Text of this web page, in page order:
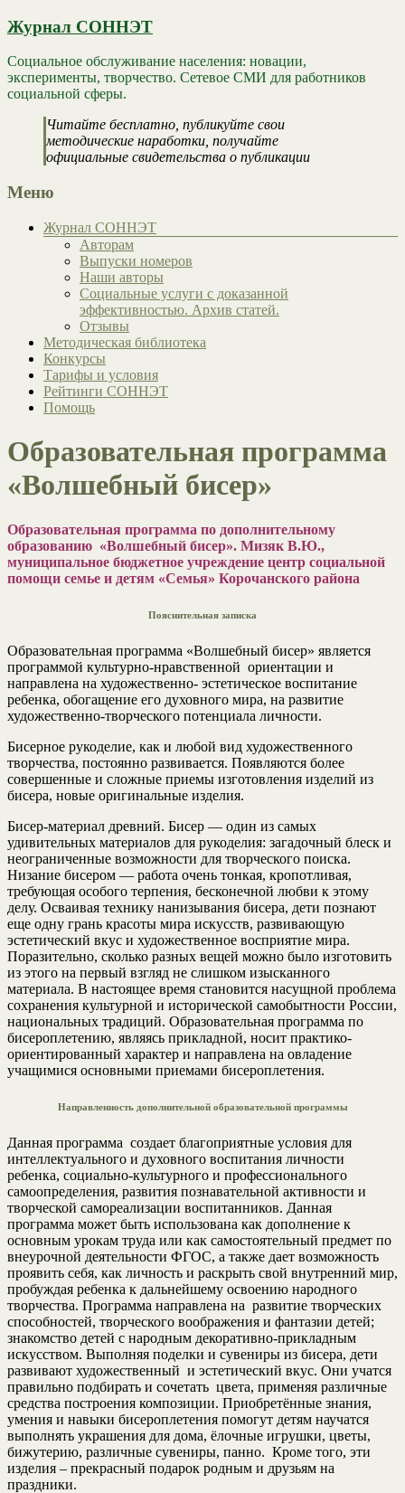
Журнал СОННЭТ
Социальное обслуживание населения: новации,
эксперименты, творчество. Сетевое СМИ для работников
социальной сферы.
Читайте бесплатно, публикуйте свои
методические наработки, получайте
официальные свидетельства о публикации
Меню
Журнал СОННЭТ
Авторам
Выпуски номеров
Наши авторы
Социальные услуги с доказанной
эффективностью. Архив статей.
Отзывы
Методическая библиотека
Конкурсы
Тарифы и условия
Рейтинги СОННЭТ
Помощь
Образовательная программа
«Волшебный бисер»
Образовательная программа по дополнительному
образованию «Волшебный бисер». Мизяк В.Ю.,
муниципальное бюджетное учреждение центр социальной
помощи семье и детям «Семья» Корочанского района
Пояснительная записка
Образовательная программа «Волшебный бисер» является
программой культурно-нравственной ориентации и
направлена на художественно- эстетическое воспитание
ребенка, обогащение его духовного мира, на развитие
художественно-творческого потенциала личности.
Бисерное рукоделие, как и любой вид художественного
творчества, постоянно развивается. Появляются более
совершенные и сложные приемы изготовления изделий из
бисера, новые оригинальные изделия.
Бисер-материал древний. Бисер — один из самых
удивительных материалов для рукоделия: загадочный блеск и
неограниченные возможности для творческого поиска.
Низание бисером — работа очень тонкая, кропотливая,
требующая особого терпения, бесконечной любви к этому
делу. Осваивая технику нанизывания бисера, дети познают
еще одну грань красоты мира искусств, развивающую
эстетический вкус и художественное восприятие мира.
Поразительно, сколько разных вещей можно было изготовить
из этого на первый взгляд не слишком изысканного
материала. В настоящее время становится насущной проблема
сохранения культурной и исторической самобытности России,
национальных традиций. Образовательная программа по
бисероплетению, являясь прикладной, носит практико-
ориентированный характер и направлена на овладение
учащимися основными приемами бисероплетения.
Направленность дополнительной образовательной программы
Данная программа создает благоприятные условия для
интеллектуального и духовного воспитания личности
ребенка, социально-культурного и профессионального
самоопределения, развития познавательной активности и
творческой самореализации воспитанников. Данная
программа может быть использована как дополнение к
основным урокам труда или как самостоятельный предмет по
внеурочной деятельности ФГОС, а также дает возможность
проявить себя, как личность и раскрыть свой внутренний мир,
пробуждая ребенка к дальнейшему освоению народного
творчества. Программа направлена на развитие творческих
способностей, творческого воображения и фантазии детей;
знакомство детей с народным декоративно-прикладным
искусством. Выполняя поделки и сувениры из бисера, дети
развивают художественный и эстетический вкус. Они учатся
правильно подбирать и сочетать цвета, применяя различные
средства построения композиции. Приобретённые знания,
умения и навыки бисероплетения помогут детям научатся
выполнять украшения для дома, ёлочные игрушки, цветы,
бижутерию, различные сувениры, панно. Кроме того, эти
изделия – прекрасный подарок родным и друзьям на
праздники.